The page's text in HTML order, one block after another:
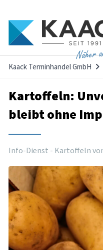
Näher
Kaack Terminhandel GmbH
Kartoffeln:
bleibt ohne
Info-Dienst - Kartoffeln